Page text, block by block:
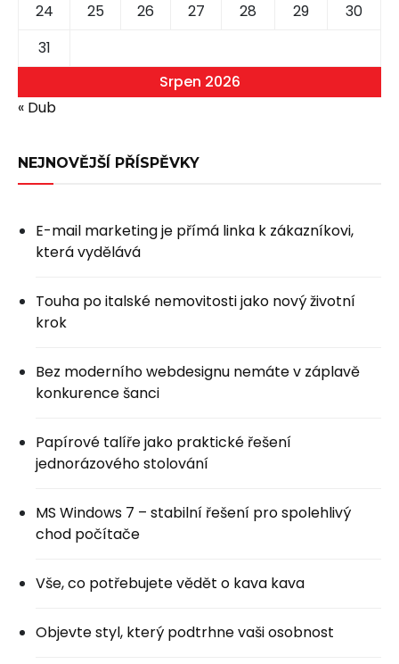
Srpen 2026
24
25 26 27 28 29
30
31
« Dub
NEJNOVĚJŠÍ PŘÍSPĚVKY
E-mail marketing je přímá linka k zákazníkovi,
která vydělává
Touha po italské nemovitosti jako nový životní
krok
Bez moderního webdesignu nemáte v záplavě
konkurence šanci
Papírové talíře jako praktické řešení
jednorázového stolování
MS Windows 7 – stabilní řešení pro spolehlivý
chod počítače
Vše, co potřebujete vědět o kava kava
Objevte styl, který podtrhne vaši osobnost